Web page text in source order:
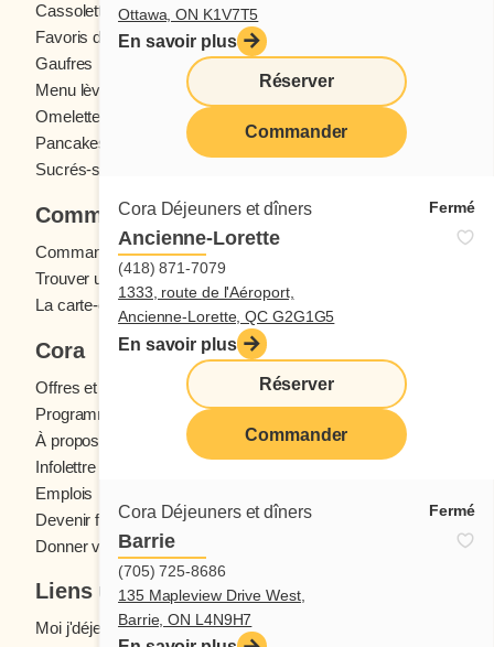
Ottawa, ON K1V7T5
En savoir plus
Réserver
Commander
Cora Déjeuners et dîners Fermé
Ancienne-Lorette
(418) 871-7079
1333, route de l'Aéroport,
Ancienne-Lorette, QC G2G1G5
En savoir plus
Réserver
Commander
Cora Déjeuners et dîners Fermé
Barrie
(705) 725-8686
135 Mapleview Drive West,
Barrie, ON L4N9H7
Cassolettes
Crêpes
Favoris des ados
Fruits frais
Gaufres
Menu enfants
Menu lève-tôt
Oeufs
Omelettes et Crêpomelettes
Pancakes
Sandwichs
Sucrés-salés
Commander
Commande en ligne
Trouver un restaurant
La carte-cadeau Cora
Cora
Offres et concours
Programme fidélité Cora
À propos des restaurants Cora
Infolettre Cora
Emplois
Devenir franchisé
Donner votre avis
Liens utiles
Moi j'déjeune (Blogue)